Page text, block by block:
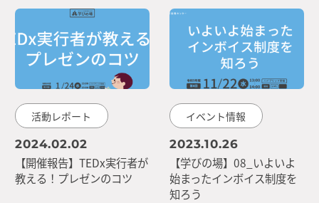
活動レポート
2024.02.02
【開催報告】TEDx実行者が
教える！プレゼンのコツ
イベント情報
2023.10.26
【学びの場】08_いよいよ
始まったインボイス制度を
知ろう